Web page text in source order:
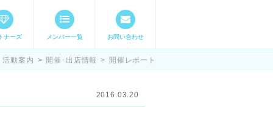
マステ スキル・
ナーズ メンバー一覧 お問い合わせ
活動案内 > 開催･出店情報 > 開催レポート
2016.03.20